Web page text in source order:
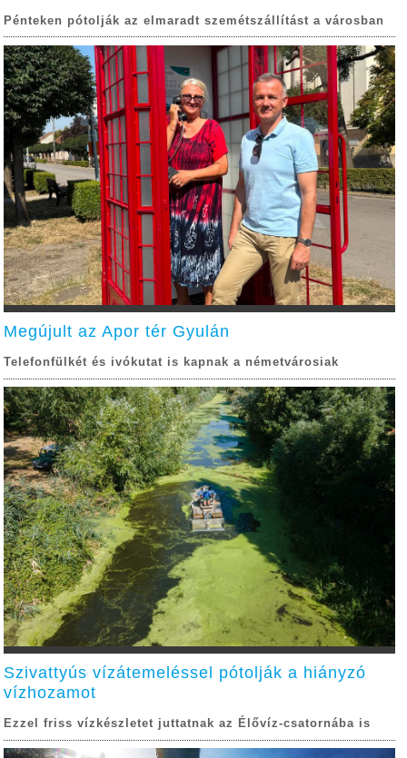
Pénteken pótolják az elmaradt szemétszállítást a városban
Megújult az Apor tér Gyulán
Telefonfülkét és ivókutat is kapnak a németvárosiak
Szivattyús vízátemeléssel pótolják a hiányzó
vízhozamot
Ezzel friss vízkészletet juttatnak az Élővíz-csatornába is